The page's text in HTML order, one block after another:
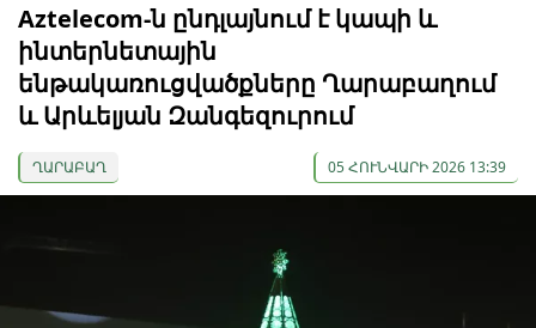
Aztelecom-ն ընդլայնում է կապի և
ինտերնետային
ենթակառուցվածքները Ղարաբաղում
և Արևելյան Զանգեզուրում
ՂԱՐԱԲԱՂ 05 ՀՈՒՆՎԱՐԻ 2026 13:39